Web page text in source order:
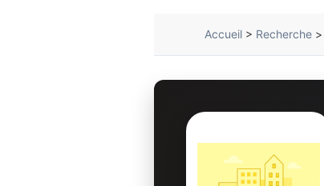
Accueil > Recherche >